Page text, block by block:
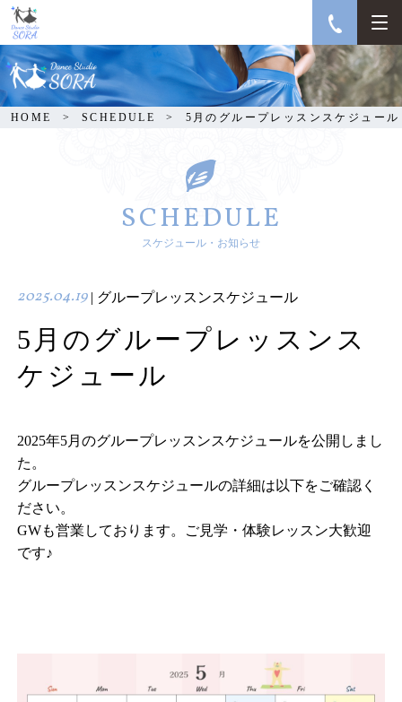
5月のグループレッスン
スケジュール
HOME SCHEDULE 5月のグループレッスンスケジュール
SCHEDULE
スケジュール・お知らせ
2025.04.19| グループレッスンスケジュール
5月のグループレッスンス
ケジュール
2025年5月のグループレッスンスケジュールを公開しまし
た。
グループレッスンスケジュールの詳細は以下をご確認く
ださい。
GWも営業しております。ご見学・体験レッスン大歓迎
です♪